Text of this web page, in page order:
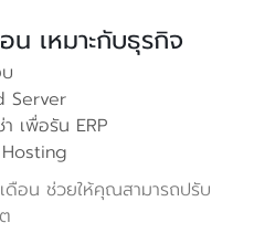
น เหมาะกับธุรกิจ
Server
เพื่อรัน ERP
ดือน ช่วยให้คุณสามารถปรับ